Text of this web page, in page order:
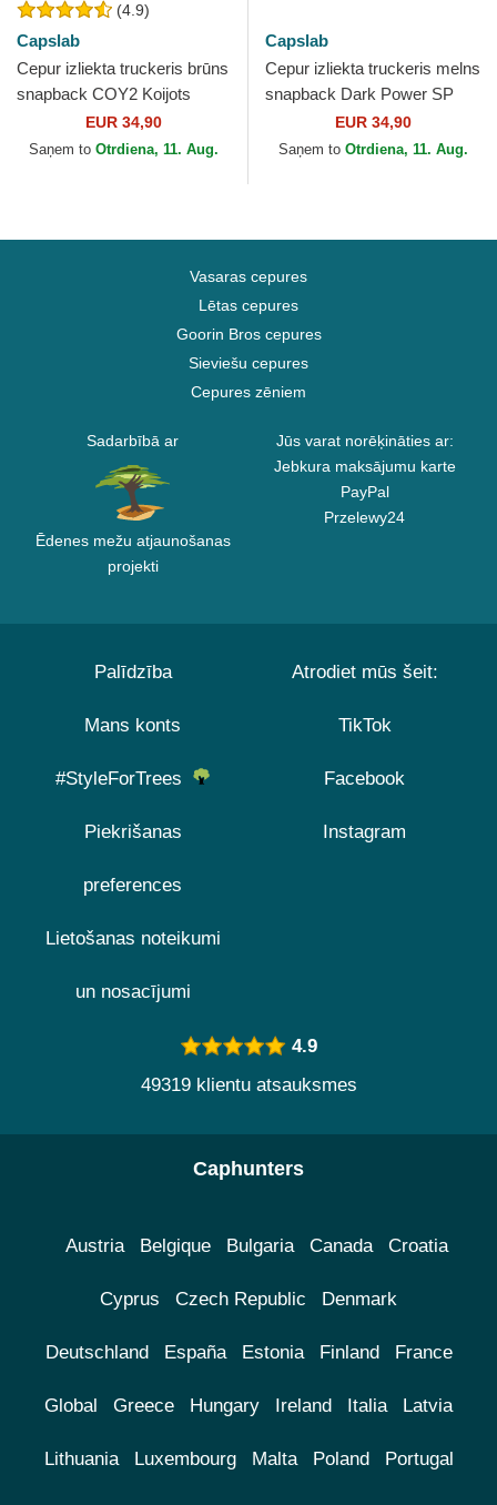
(4.9)
Capslab
Cepur izliekta truckeris brūns
snapback COY2 Koijots
Looney Tunes no Capslab
EUR 34,90
Saņem to Otrdiena, 11. Aug.
Capslab
Cepur izliekta truckeris melns
snapback Dark Power SP
PRI3 Maleficenta Disney no
Capslab
EUR 34,90
Saņem to Otrdiena, 11. Aug.
Vasaras cepures
Lētas cepures
Goorin Bros cepures
Sieviešu cepures
Cepures zēniem
Sadarbībā ar
Ēdenes mežu atjaunošanas
projekti
Jūs varat norēķināties ar:
Jebkura maksājumu karte
PayPal
Przelewy24
Palīdzība
Mans konts
#StyleForTrees
Piekrišanas
preferences
Lietošanas noteikumi
un nosacījumi
Atrodiet mūs šeit:
TikTok
Facebook
Instagram
4.9
49319 klientu atsauksmes
Caphunters
Austria Belgique Bulgaria Canada Croatia
Cyprus Czech Republic Denmark
Deutschland España Estonia Finland France
Global Greece Hungary Ireland Italia Latvia
Lithuania Luxembourg Malta Poland Portugal